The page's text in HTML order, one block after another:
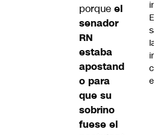
porque el
senador
RN
estaba
apostand
o para
que su
sobrino
fuese el